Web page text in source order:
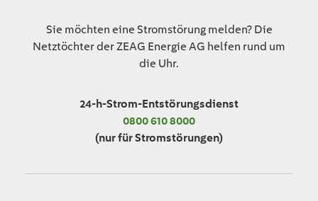
Sie möchten eine Stromstörung melden? Die
Netztöchter der ZEAG Energie AG helfen rund um
die Uhr.
24-h-Strom-Entstörungsdienst
0800 610 8000
(nur für Stromstörungen)